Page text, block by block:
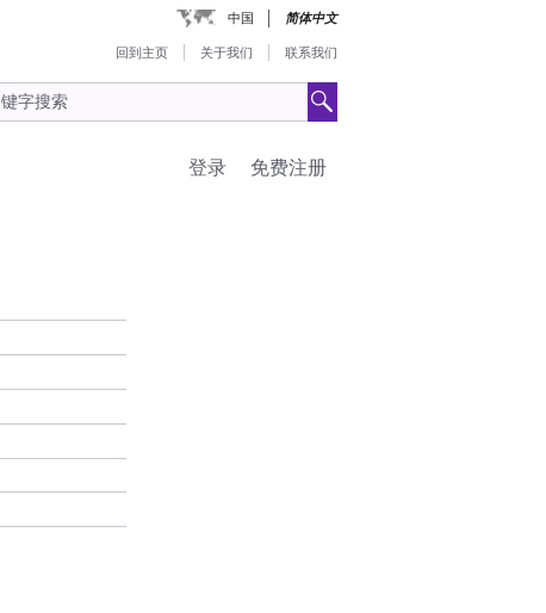
中国 简体中文
回到主页 关于我们 联系我们
免费注册
登录